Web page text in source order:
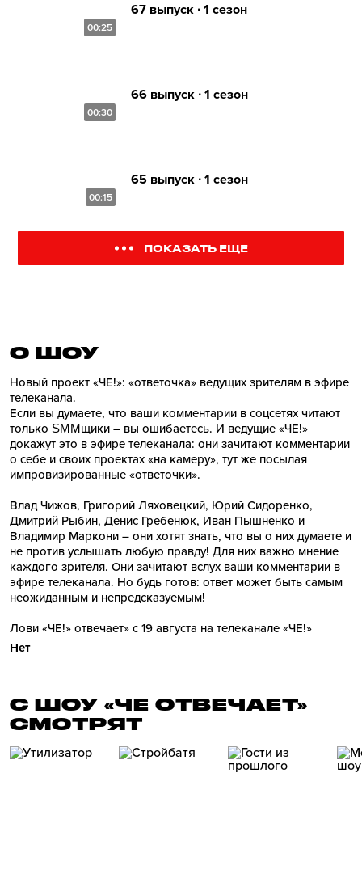
00:25
67 выпуск ∙ 1 сезон
00:30
66 выпуск ∙ 1 сезон
00:15
65 выпуск ∙ 1 сезон
ПОКАЗАТЬ ЕЩЕ
О ШОУ
Новый проект «ЧЕ!»: «ответочка» ведущих зрителям в эфире
телеканала.
Если вы думаете, что ваши комментарии в соцсетях читают
только SMMщики – вы ошибаетесь. И ведущие «ЧЕ!»
докажут это в эфире телеканала: они зачитают комментарии
о себе и своих проектах «на камеру», тут же посылая
импровизированные «ответочки».
Влад Чижов, Григорий Ляховецкий, Юрий Сидоренко,
Дмитрий Рыбин, Денис Гребенюк, Иван Пышненко и
Владимир Маркони – они хотят знать, что вы о них думаете и
не против услышать любую правду! Для них важно мнение
каждого зрителя. Они зачитают вслух ваши комментарии в
эфире телеканала. Но будь готов: ответ может быть самым
неожиданным и непредсказуемым!
Лови «ЧЕ!» отвечает» с 19 августа на телеканале «ЧЕ!»
Нет
С ШОУ «ЧЕ ОТВЕЧАЕТ»
СМОТРЯТ